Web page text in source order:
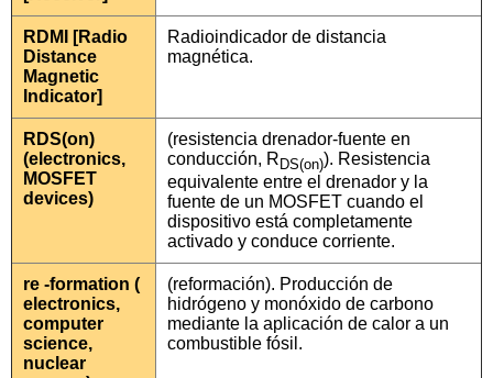
RDMI [Radio
Distance
Magnetic
Indicator]
Radioindicador de distancia
magnética.
RDS(on)
(electronics,
MOSFET
devices)
(resistencia drenador-fuente en
conducción, R DS(on)). Resistencia
equivalente entre el drenador y la
fuente de un MOSFET cuando el
dispositivo está completamente
activado y conduce corriente.
re -formation (
electronics,
computer
science,
nuclear
(reformación). Producción de
hidrógeno y monóxido de carbono
mediante la aplicación de calor a un
combustible fósil.